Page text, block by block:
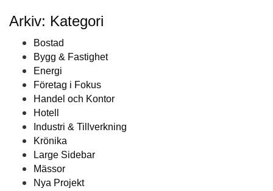
Arkiv: Kategori
Bostad
Bygg & Fastighet
Energi
Företag i Fokus
Handel och Kontor
Hotell
Industri & Tillverkning
Krönika
Large Sidebar
Mässor
Nya Projekt